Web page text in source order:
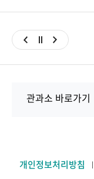
관과소 바로가기
개인정보처리방침